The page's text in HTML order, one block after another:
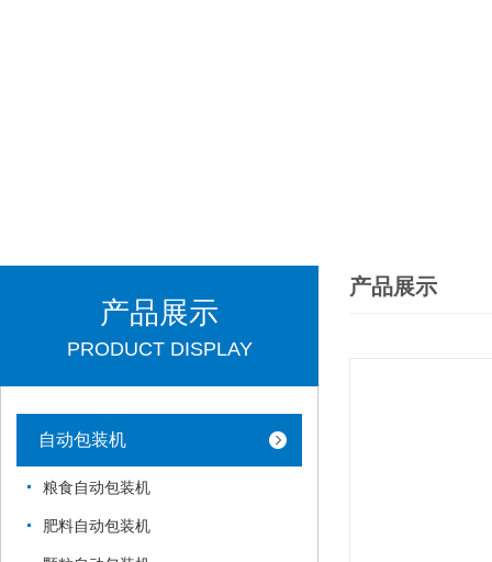
产品展示
PRODUCT DISPLAY
自动包装机
粮食自动包装机
肥料自动包装机
产品展示